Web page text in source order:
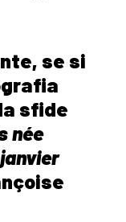
se si
sfide
née